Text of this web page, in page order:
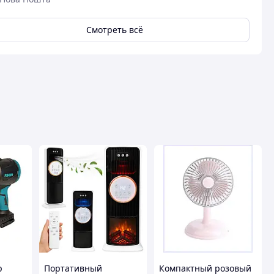
Смотреть всё
Портативный
Компактный розовый